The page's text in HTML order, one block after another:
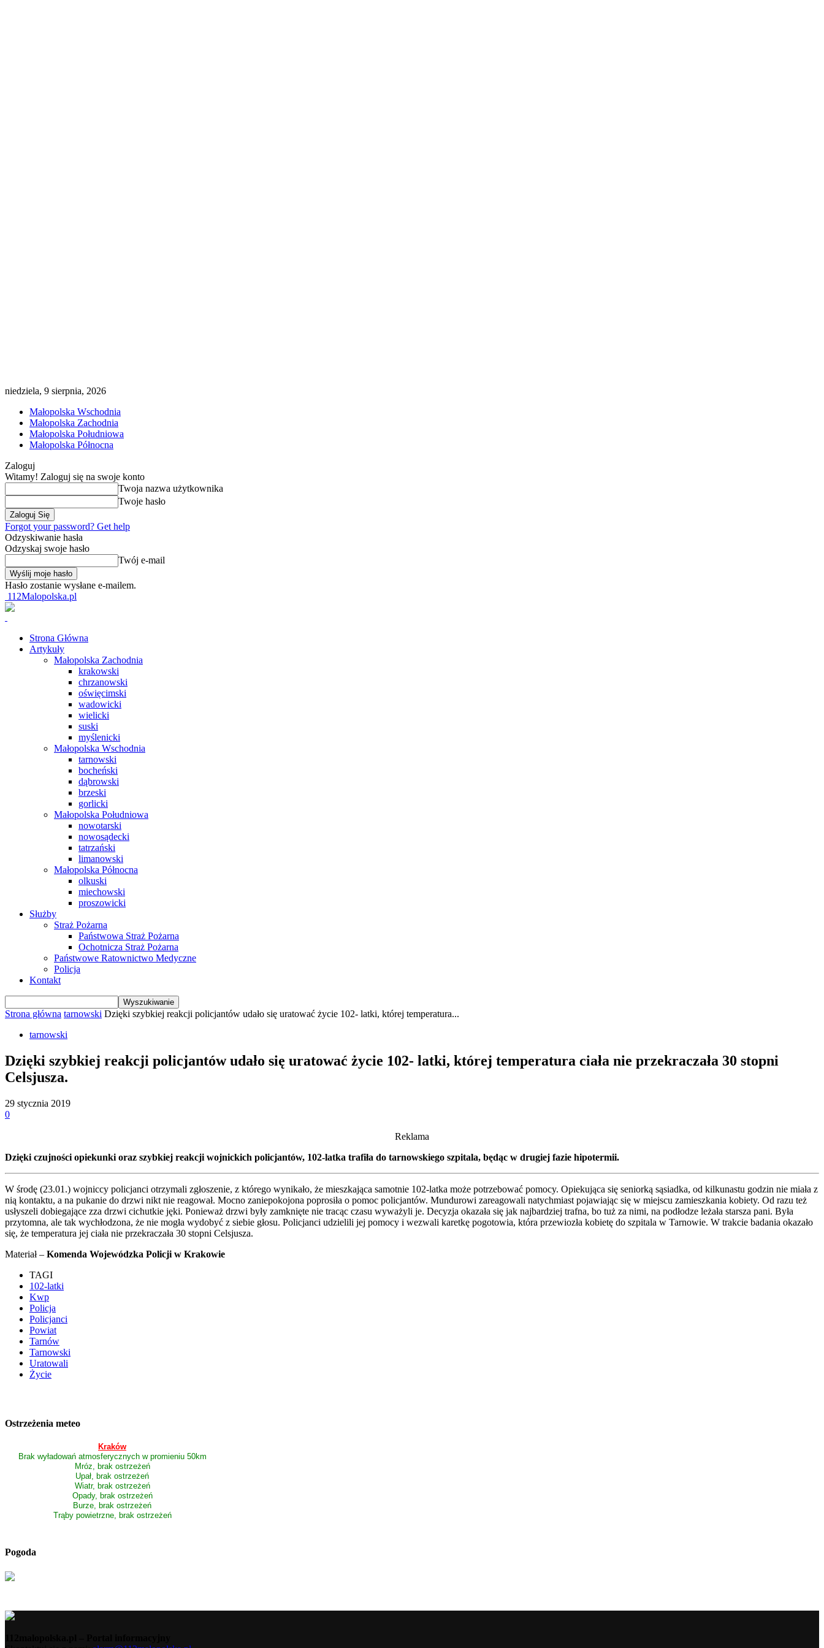
niedziela, 9 sierpnia, 2026
Małopolska Wschodnia
Małopolska Zachodnia
Małopolska Południowa
Małopolska Północna
Zaloguj
Witamy! Zaloguj się na swoje konto
Twoja nazwa użytkownika
Twoje hasło
Forgot your password? Get help
Odzyskiwanie hasła
Odzyskaj swoje hasło
Twój e-mail
Hasło zostanie wysłane e-mailem.
112Malopolska.pl
Strona Główna
Artykuły
Małopolska Zachodnia
krakowski
chrzanowski
oświęcimski
wadowicki
wielicki
suski
myślenicki
Małopolska Wschodnia
tarnowski
bocheński
dąbrowski
brzeski
gorlicki
Małopolska Południowa
nowotarski
nowosądecki
tatrzański
limanowski
Małopolska Północna
olkuski
miechowski
proszowicki
Służby
Straż Pożarna
Państwowa Straż Pożarna
Ochotnicza Straż Pożarna
Państwowe Ratownictwo Medyczne
Policja
Kontakt
Strona główna tarnowski Dzięki szybkiej reakcji policjantów udało się uratować życie 102- latki, której temperatura...
tarnowski
Dzięki szybkiej reakcji policjantów udało się uratować życie 102- latki, której temperatura ciała nie przekraczała 30 stopni
Celsjusza.
29 stycznia 2019
0
Reklama
Dzięki czujności opiekunki oraz szybkiej reakcji wojnickich policjantów, 102-latka trafiła do tarnowskiego szpitala, będąc w drugiej fazie hipotermii.
W środę (23.01.) wojniccy policjanci otrzymali zgłoszenie, z którego wynikało, że mieszkająca samotnie 102-latka może potrzebować pomocy. Opiekująca się seniorką sąsiadka, od kilkunastu godzin nie miała z
nią kontaktu, a na pukanie do drzwi nikt nie reagował. Mocno zaniepokojona poprosiła o pomoc policjantów. Mundurowi zareagowali natychmiast pojawiając się w miejscu zamieszkania kobiety. Od razu też
usłyszeli dobiegające zza drzwi cichutkie jęki. Ponieważ drzwi były zamknięte nie tracąc czasu wyważyli je. Decyzja okazała się jak najbardziej trafna, bo tuż za nimi, na podłodze leżała starsza pani. Była
przytomna, ale tak wychłodzona, że nie mogła wydobyć z siebie głosu. Policjanci udzielili jej pomocy i wezwali karetkę pogotowia, która przewiozła kobietę do szpitala w Tarnowie. W trakcie badania okazało
się, że temperatura jej ciała nie przekraczała 30 stopni Celsjusza.
Materiał – Komenda Wojewódzka Policji w Krakowie
TAGI
102-latki
Kwp
Policja
Policjanci
Powiat
Tarnów
Tarnowski
Uratowali
Życie
Ostrzeżenia meteo
Kraków
Brak wyładowań atmosferycznych w promieniu 50km
Mróz, brak ostrzeżeń
Upał, brak ostrzeżeń
Wiatr, brak ostrzeżeń
Opady, brak ostrzeżeń
Burze, brak ostrzeżeń
Trąby powietrzne, brak ostrzeżeń
Pogoda